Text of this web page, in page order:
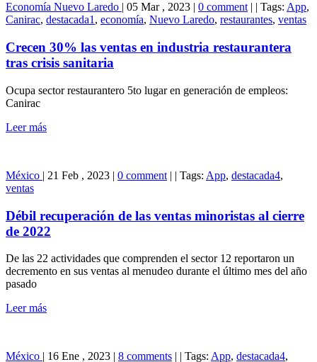
Economía Nuevo Laredo | 05 Mar , 2023 | 0 comment | | Tags: App,
Canirac, destacada1, economía, Nuevo Laredo, restaurantes, ventas
Crecen 30% las ventas en industria restaurantera
tras crisis sanitaria
Ocupa sector restaurantero 5to lugar en generación de empleos:
Canirac
Leer más
México | 21 Feb , 2023 | 0 comment | | Tags: App, destacada4,
ventas
Débil recuperación de las ventas minoristas al cierre
de 2022
De las 22 actividades que comprenden el sector 12 reportaron un
decremento en sus ventas al menudeo durante el último mes del año
pasado
Leer más
México | 16 Ene , 2023 | 8 comments | | Tags: App, destacada4,